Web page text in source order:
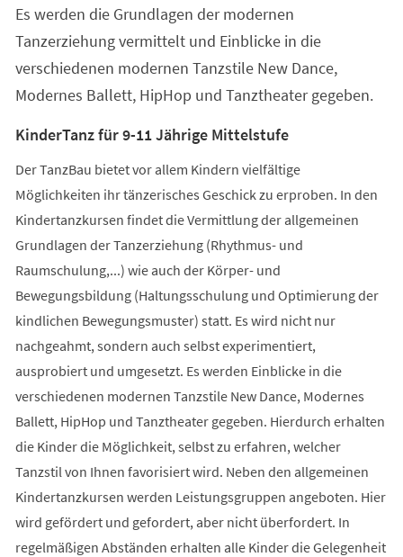
Es werden die Grundlagen der modernen
Tanzerziehung vermittelt und Einblicke in die
verschiedenen modernen Tanzstile New Dance,
Modernes Ballett, HipHop und Tanztheater gegeben.
KinderTanz für 9-11 Jährige Mittelstufe
Der TanzBau bietet vor allem Kindern vielfältige
Möglichkeiten ihr tänzerisches Geschick zu erproben. In den
Kindertanzkursen findet die Vermittlung der allgemeinen
Grundlagen der Tanzerziehung (Rhythmus- und
Raumschulung,...) wie auch der Körper- und
Bewegungsbildung (Haltungsschulung und Optimierung der
kindlichen Bewegungsmuster) statt. Es wird nicht nur
nachgeahmt, sondern auch selbst experimentiert,
ausprobiert und umgesetzt. Es werden Einblicke in die
verschiedenen modernen Tanzstile New Dance, Modernes
Ballett, HipHop und Tanztheater gegeben. Hierdurch erhalten
die Kinder die Möglichkeit, selbst zu erfahren, welcher
Tanzstil von Ihnen favorisiert wird. Neben den allgemeinen
Kindertanzkursen werden Leistungsgruppen angeboten. Hier
wird gefördert und gefordert, aber nicht überfordert. In
regelmäßigen Abständen erhalten alle Kinder die Gelegenheit